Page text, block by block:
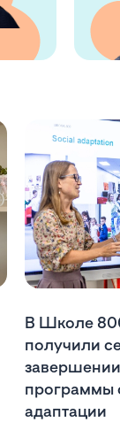
В Школе
получили
программы
адаптации